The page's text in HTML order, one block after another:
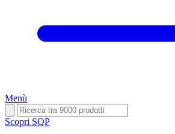
Menù
Scopri SQP